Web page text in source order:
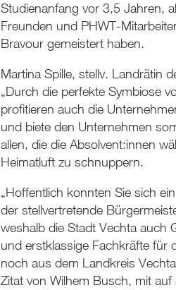
Studienanfang vor 3,5 Jahren,
Freunden und PHWT-
Bravour gemeistert haben.
Martina Spille, stellv. Landrätin
„Durch die perfekte Symbiose
profitieren auch die
und biete den Unternehmen
allen, die die Absolvent:innen
Heimatluft zu schnuppern.
„Hoffentlich konnten Sie sich
der stellvertretende
weshalb die Stadt Vechta auch
und erstklassige Fachkräfte für
noch aus dem Landkreis
Zitat von Wilhem Busch, mit